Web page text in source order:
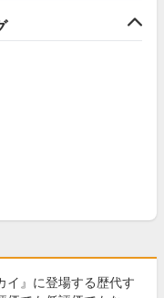
イ』に登場する歴代す